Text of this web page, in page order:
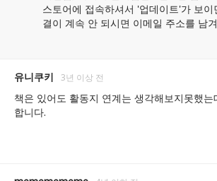
스토어에 접속하셔서 '업데이트'가 보이
결이 계속 안 되시면 이메일 주소를 남
유니쿠키 3년 이상 전
책은 있어도 활동지 연계는 생각해보지못했
합니다.